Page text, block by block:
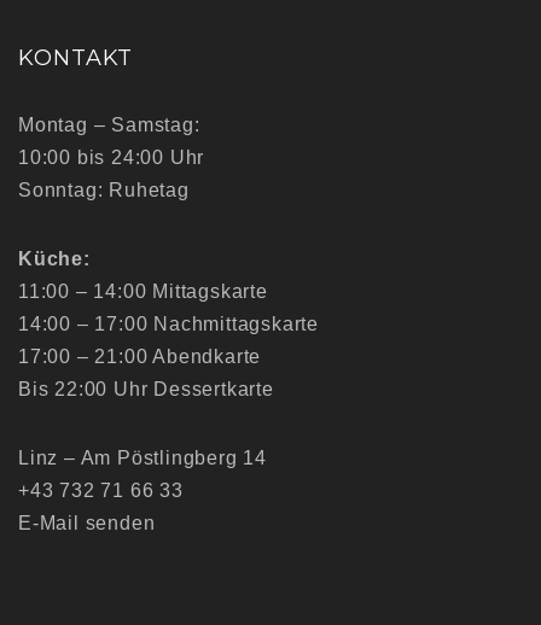
KONTAKT
Montag – Samstag:
10:00 bis 24:00 Uhr
Sonntag: Ruhetag
Küche:
11:00 – 14:00 Mittagskarte
14:00 – 17:00 Nachmittagskarte
17:00 – 21:00 Abendkarte
Bis 22:00 Uhr Dessertkarte
Linz – Am Pöstlingberg 14
+43 732 71 66 33
E-Mail senden